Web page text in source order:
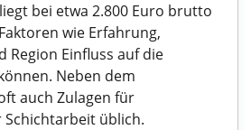
bei etwa 2.800 Euro brutto
wie Erfahrung,
Region Einfluss auf die
Neben dem
auch Zulagen für
üblich.